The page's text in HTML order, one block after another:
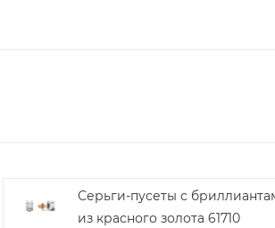
Серьги-пусеты с
из красного золота 61710